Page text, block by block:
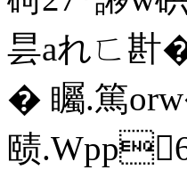
昙aれㄈ
� 矚.篤
赜